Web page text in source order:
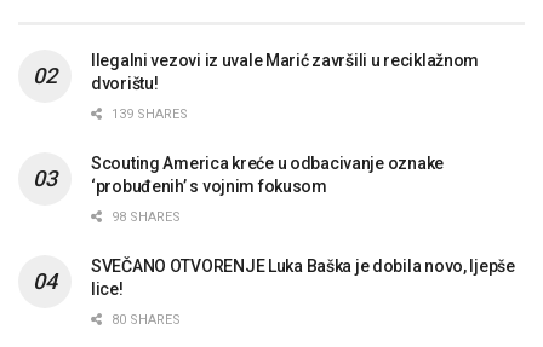
Ilegalni vezovi iz uvale Marić završili u reciklažnom
dvorištu!
139 SHARES
Scouting America kreće u odbacivanje oznake
‘probuđenih’ s vojnim fokusom
98 SHARES
SVEČANO OTVORENJE Luka Baška je dobila novo, ljepše
lice!
80 SHARES